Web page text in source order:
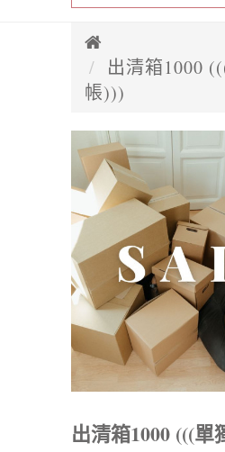
出清箱1000
帳)))
出清箱1000 (((單